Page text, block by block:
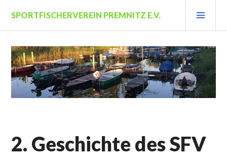
Inhalt
springen
SPORTFISCHERVEREIN PREMNITZ E.V.
2. Geschichte des SFV